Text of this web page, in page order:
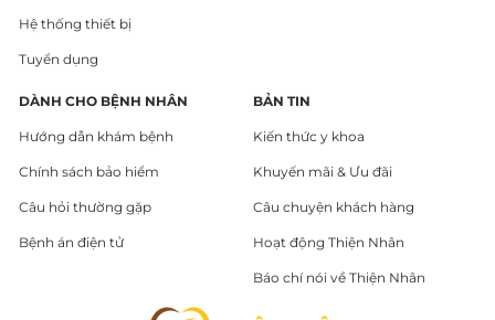
Hệ thống thiết bị
Tuyển dụng
DÀNH CHO BỆNH NHÂN
Hướng dẫn khám bệnh
Chính sách bảo hiểm
Câu hỏi thường gặp
Bệnh án điện tử
BẢN TIN
Kiến thức y khoa
Khuyến mãi & Ưu đãi
Câu chuyện khách hàng
Hoạt động Thiện Nhân
Báo chí nói về Thiện Nhân